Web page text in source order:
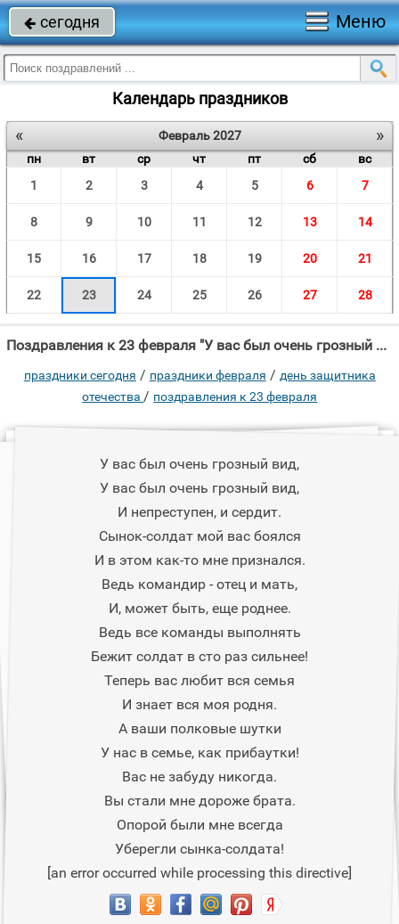
 сегодня Меню
Календарь праздников
« »
Февраль 2027
пн
вт ср чт пт сб
вс
1
2 3 4 5 6 7
8 9 10 11 12 13 14
15 16 17 18 19 20 21
22 23 24 25 26 27 28
Поздравления к 23 февраля "У вас был очень грозный вид, У вас был очень грозный вид, И непреступен, и"
праздники сегодня / праздники февраля / день защитника
отечества / поздравления к 23 февраля
У вас был очень грозный вид,
У вас был очень грозный вид,
И непреступен, и сердит.
Сынок-солдат мой вас боялся
И в этом как-то мне признался.
Ведь командир - отец и мать,
И, может быть, еще роднее.
Ведь все команды выполнять
Бежит солдат в сто раз сильнее!
Теперь вас любит вся семья
И знает вся моя родня.
А ваши полковые шутки
У нас в семье, как прибаутки!
Вас не забуду никогда.
Вы стали мне дороже брата.
Опорой были мне всегда
Уберегли сынка-солдата!
[an error occurred while processing this directive]